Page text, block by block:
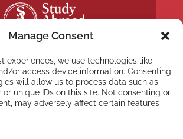
Manage Consent
experiences, we use technologies like
or access device information. Consenting
will allow us to process data such as
or unique IDs on this site. Not consenting or
may adversely affect certain features